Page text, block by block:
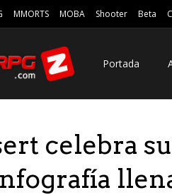
MMORTS MOBA Shooter Beta
Portada
celebra